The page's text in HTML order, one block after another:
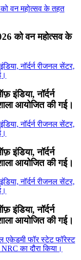
को वन महोत्सव के
नॉर्दर्न
आयोजित की गई।
नॉर्दर्न
आयोजित की गई।
नॉर्दर्न
आयोजित की गई।